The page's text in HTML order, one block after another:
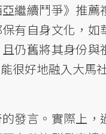
繼續鬥爭》推薦
有自身文化，如
仍舊將其身份與
很好地融入大馬
發言。實際上，